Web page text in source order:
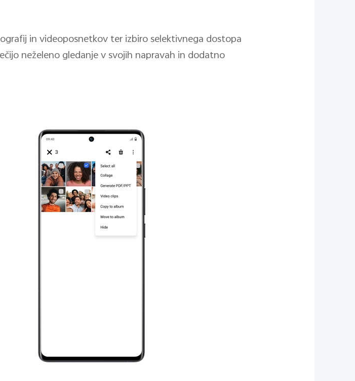
in videoposnetkov ter izbiro selektivnega dostopa
neželeno gledanje v svojih napravah in dodatno